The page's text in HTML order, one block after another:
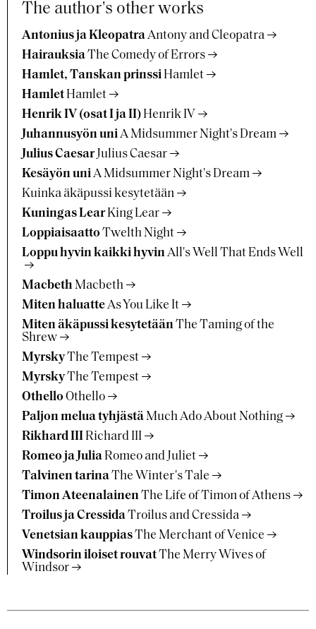
The author's other works
Antonius ja KleopatraAntony and Cleopatra
HairauksiaThe Comedy of Errors
Hamlet, Tanskan prinssi Hamlet
Hamlet Hamlet
Henrik IV (osat I ja II) Henrik IV
Juhannusyön uniA Midsummer Night's Dream
Julius CaesarJulius Caesar
Kesäyön uniA Midsummer Night's Dream
Kuinka äkäpussi kesytetään
Kuningas Lear King Lear
LoppiaisaattoTwelth Night
Loppu hyvin kaikki hyvinAll's Well That Ends Well
Macbeth Macbeth
Miten haluatteAs You Like It
Miten äkäpussi kesytetäänThe Taming of the
Shrew
MyrskyThe Tempest
MyrskyThe Tempest
OthelloOthello
Paljon melua tyhjästäMuch Ado About Nothing
Rikhard III Richard III
Romeo ja Julia Romeo and Juliet
Talvinen tarinaThe Winter's Tale
Timon AteenalainenThe Life of Timon of Athens
Troilus ja CressidaTroilus and Cressida
Venetsian kauppiasThe Merchant of Venice
Windsorin iloiset rouvatThe Merry Wives of
Windsor